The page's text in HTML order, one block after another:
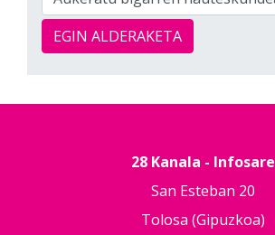
EGIN ALDERAKETA
28 Kanala - Infosare
San Esteban 20
Tolosa (Gipuzkoa)